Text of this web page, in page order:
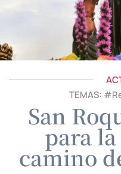
TEMAS: #
San
para
camino